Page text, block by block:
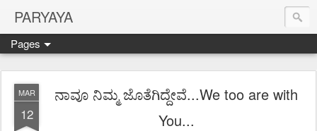
PARYAYA
Pages
MAR
12
ನಾವೂ ನಿಮ್ಮ ಜೊತೆಗಿದ್ದೇವೆ...We too are with
You...